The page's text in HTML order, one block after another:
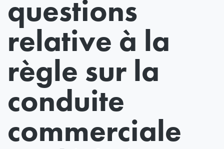
questions
relative à la
règle sur la
conduite
commerciale